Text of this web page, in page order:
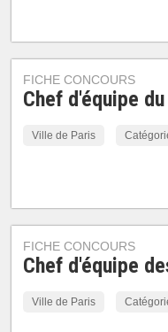
FICHE CONCOURS
Chef d'équipe
Ville de Paris
FICHE CONCOURS
Chef d'équipe
Ville de Paris